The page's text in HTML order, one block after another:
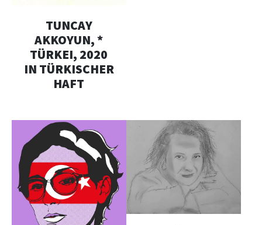
TUNCAY
AKKOYUN, *
TÜRKEI, 2020
IN TÜRKISCHER
HAFT